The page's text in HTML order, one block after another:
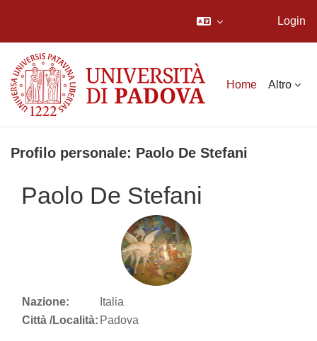
Login
Home Altro
Profilo personale: Paolo De Stefani
Paolo De Stefani
Nazione:
Italia
Città /Località: Padova